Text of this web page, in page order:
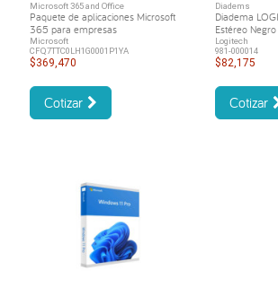
Microsoft 365 and Office
Paquete de aplicaciones Microsoft
365 para empresas
Microsoft
CFQ7TTC0LH1G0001P1YA
$369,470
Cotizar
Diadems
Diadema
Estéreo Negro
Logitech
981-000014
$82,175
Cotizar